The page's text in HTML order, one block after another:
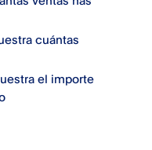
cuántas
el importe